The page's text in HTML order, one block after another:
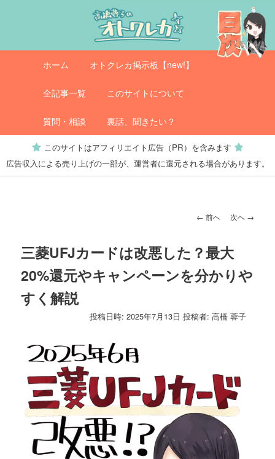
へ
動
オトクレカ
ュ
ホーム オトクレカ掲示板【new!】
全記事一覧 このサイトについて
質問・相談 裏話、聞きたい？
このサイトはアフィリエイト広告（PR）を含みます
広告収入による売り上げの一部が、運営者に還元される場合があります。
投
ナ
ゲ
シ
← 前へ 次へ →
三菱UFJカードは改悪した？最大
20%還元やキャンペーンを分かりや
すく解説
投稿日時:2025年7月13日 投稿者:高橋 蓉子